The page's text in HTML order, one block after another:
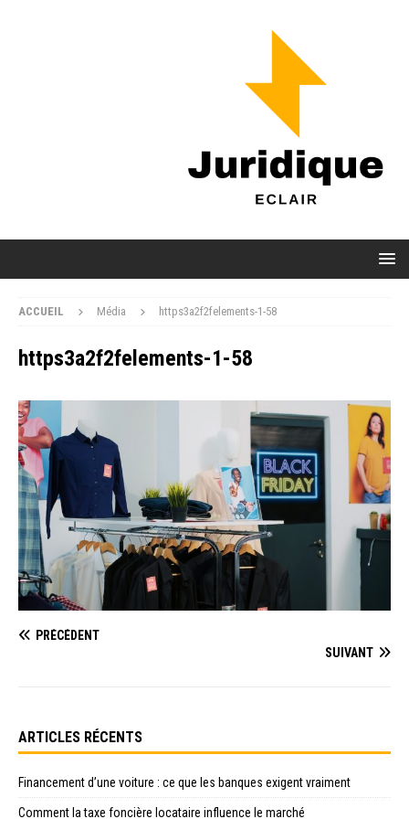
ACCUEIL Média https3a2f2felements-1-58
https3a2f2felements-1-58
PRÉCÉDENT
SUIVANT
ARTICLES RÉCENTS
Financement d’une voiture : ce que les banques exigent vraiment
Comment la taxe foncière locataire influence le marché